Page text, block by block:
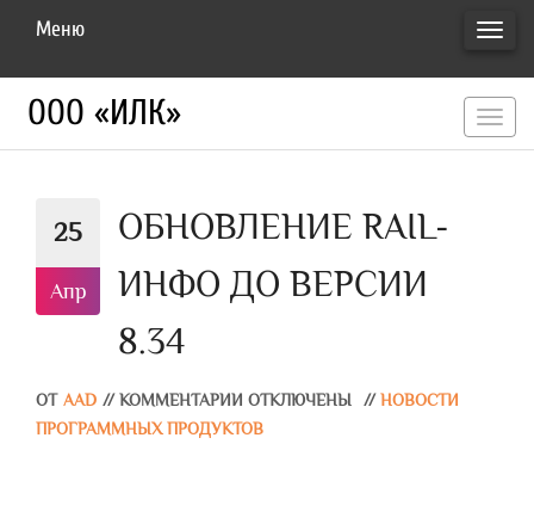
Меню
ООО «ИЛК»
25
Апр
ОБНОВЛЕНИЕ RAIL-
ИНФО ДО ВЕРСИИ
8.34
ОТ AAD // КОММЕНТАРИИ ОТКЛЮЧЕНЫ // НОВОСТИ
ПРОГРАММНЫХ ПРОДУКТОВ